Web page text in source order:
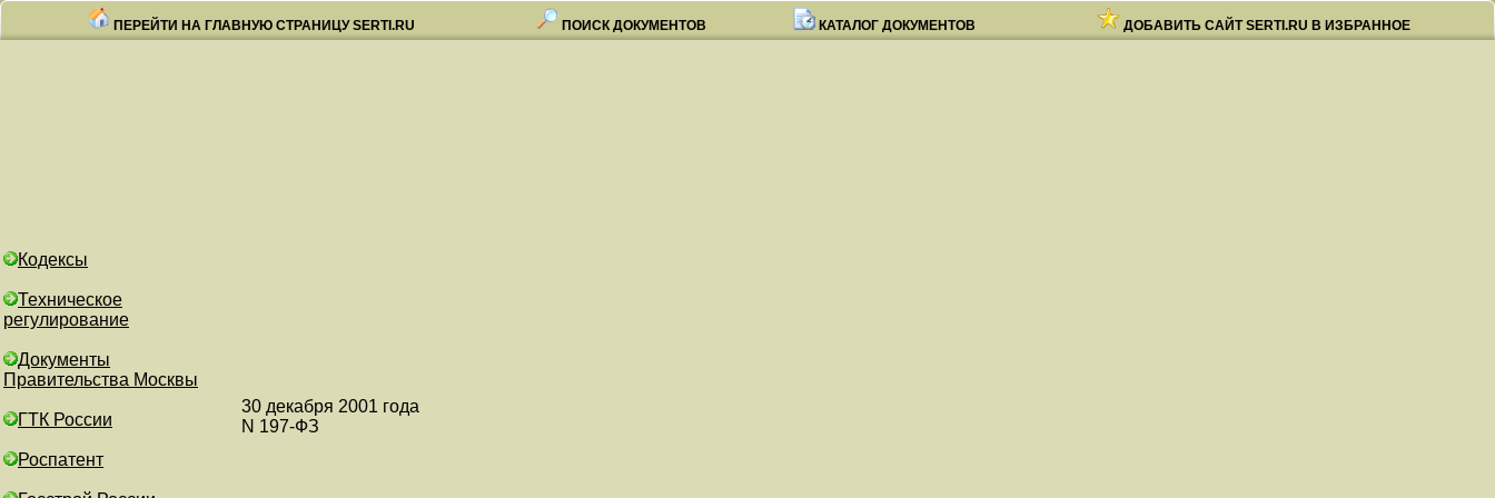
ПЕРЕЙТИ НА ГЛАВНУЮ СТРАНИЦУ SERTI.RU ПОИСК ДОКУМЕНТОВ КАТАЛОГ ДОКУМЕНТОВ ДОБАВИТЬ САЙТ SERTI.RU В ИЗБРАННОЕ
Кодексы
Техническое
регулирование
Документы
Правительства Москвы
ГТК России
Роспатент
30 декабря 2001 года
N 197-ФЗ